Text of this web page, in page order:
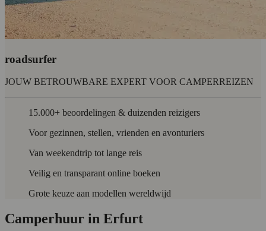
roadsurfer
JOUW BETROUWBARE EXPERT VOOR CAMPERREIZEN
15.000+ beoordelingen & duizenden reizigers
Voor gezinnen, stellen, vrienden en avonturiers
Van weekendtrip tot lange reis
Veilig en transparant online boeken
Grote keuze aan modellen wereldwijd
Camperhuur in Erfurt